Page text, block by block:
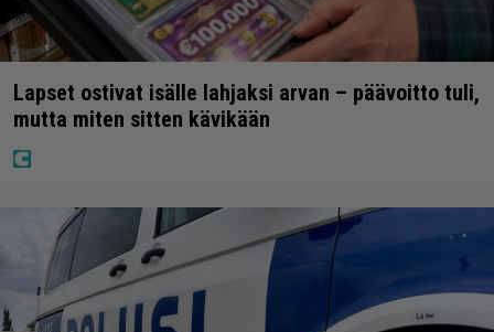
Lapset ostivat isälle lahjaksi arvan – päävoitto tuli,
mutta miten sitten kävikään